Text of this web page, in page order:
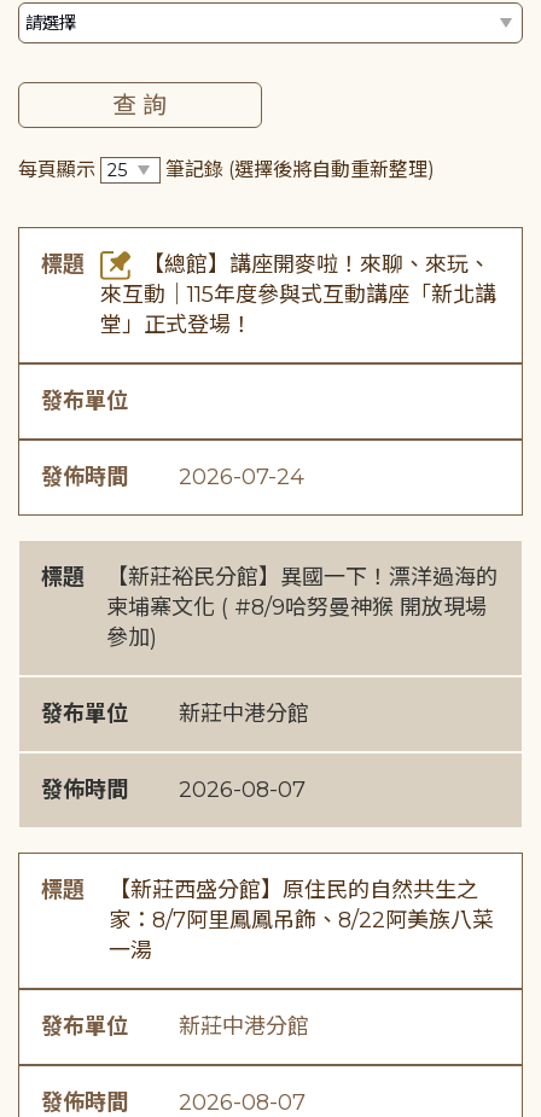
每頁顯示 筆記錄 (選擇後將自動重新整理)
標題
【總館】講座開麥啦！來聊、來玩、
來互動｜115年度參與式互動講座「新北講
堂」正式登場！
發布單位
發佈時間 2026-07-24
標題
【新莊裕民分館】異國一下！漂洋過海的
柬埔寨文化 ( #8/9哈努曼神猴 開放現場
參加)
發布單位 新莊中港分館
發佈時間 2026-08-07
標題
【新莊西盛分館】原住民的自然共生之
家：8/7阿里鳳鳳吊飾、8/22阿美族八菜
一湯
發布單位 新莊中港分館
發佈時間 2026-08-07